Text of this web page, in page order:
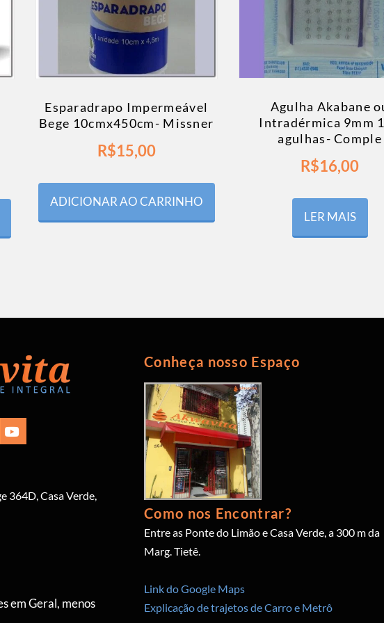
Esparadrapo Impermeável
Bege 10cmx450cm- Missner
R$15,00
ADICIONAR AO CARRINHO
Agulha Akabane
Intradérmica 9mm
agulhas- Comple
R$16,00
LER MAIS
364D, Casa Verde,
em Geral, menos
Conheça nosso Espaço
Como nos Encontrar?
Entre as Ponte do Limão e Casa Verde, a 300 m da
Marg. Tietê.
Link do Google Maps
Explicação de trajetos de Carro e Metrô